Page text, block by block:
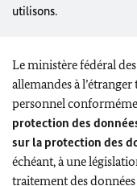
utilisons.
Le ministère fédéral
allemandes à
personnel
protection des
sur la protection des
échéant, à une
traitement des